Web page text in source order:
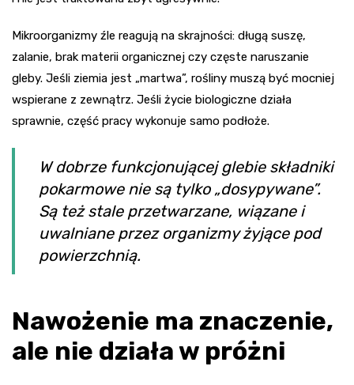
Mikroorganizmy źle reagują na skrajności: długą suszę,
zalanie, brak materii organicznej czy częste naruszanie
gleby. Jeśli ziemia jest „martwa”, rośliny muszą być mocniej
wspierane z zewnątrz. Jeśli życie biologiczne działa
sprawnie, część pracy wykonuje samo podłoże.
W dobrze funkcjonującej glebie składniki
pokarmowe nie są tylko „dosypywane”.
Są też stale przetwarzane, wiązane i
uwalniane przez organizmy żyjące pod
powierzchnią.
Nawożenie ma znaczenie,
ale nie działa w próżni